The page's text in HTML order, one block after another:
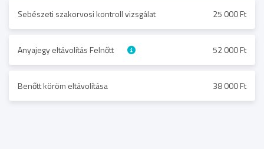
Sebészeti szakorvosi kontroll vizsgálat 25 000 Ft
Anyajegy eltávolítás Felnőtt 52 000 Ft
Benőtt köröm eltávolítása 38 000 Ft